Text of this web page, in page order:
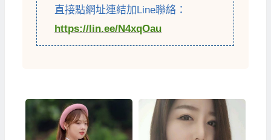
直接點網址連結加Line聯絡：
https://lin.ee/N4xqOau